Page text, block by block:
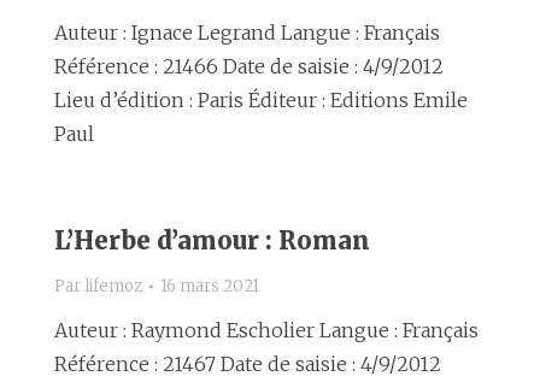
Auteur : Ignace Legrand Langue : Français
Référence : 21466 Date de saisie : 4/9/2012
Lieu d’édition : Paris Éditeur : Editions Emile
Paul
L’Herbe d’amour : Roman
Par lifemoz 16 mars 2021
Auteur : Raymond Escholier Langue : Français
Référence : 21467 Date de saisie : 4/9/2012